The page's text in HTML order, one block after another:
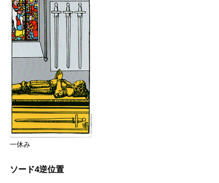
一休み
ソード4逆位置